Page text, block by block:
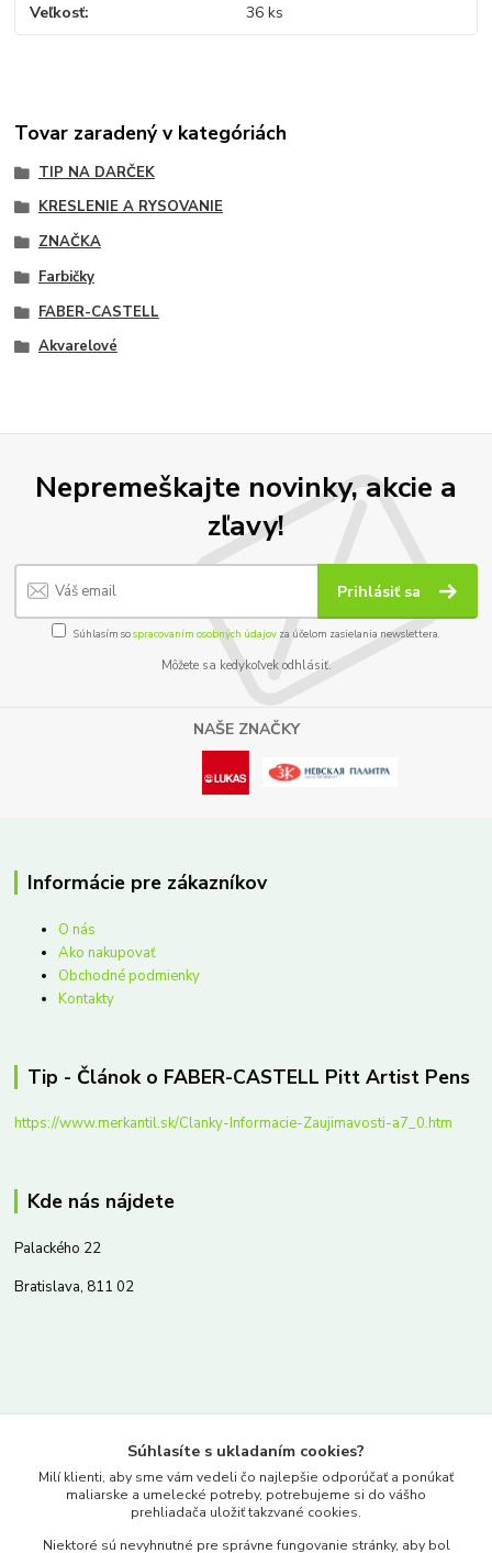
Veľkosť 36 ks
Tovar zaradený v kategóriách
TIP NA DARČEK
KRESLENIE A RYSOVANIE
ZNAČKA
Farbičky
FABER-CASTELL
Akvarelové
Nepremeškajte novinky, akcie a
zľavy!
Prihlásiť sa
Súhlasím sospracovaním osobných údajov za účelom zasielania newslettera.
Môžete sa kedykoľvek odhlásiť.
NAŠE ZNAČKY
Informácie pre zákazníkov
O nás
Ako nakupovať
Obchodné podmienky
Kontakty
Tip - Článok o FABER-CASTELL Pitt Artist Pens
https://www.merkantil.sk/Clanky-Informacie-Zaujimavosti-a7_0.htm
Kde nás nájdete
Palackého 22
Bratislava, 811 02
www.merkantil.sk
Súhlasíte s ukladaním cookies?
Milí klienti, aby sme vám vedeli čo najlepšie odporúčať a ponúkať
maliarske a umelecké potreby, potrebujeme si do vášho
prehliadača uložiť takzvané cookies.
Niektoré sú nevyhnutné pre správne fungovanie stránky, aby bol